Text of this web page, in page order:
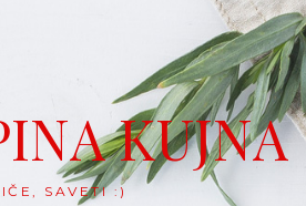
KUJNA
SAVETI :)